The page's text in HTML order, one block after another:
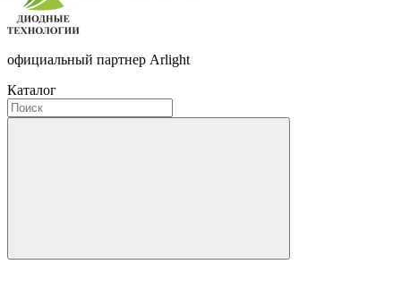
официальный партнер Arlight
Каталог